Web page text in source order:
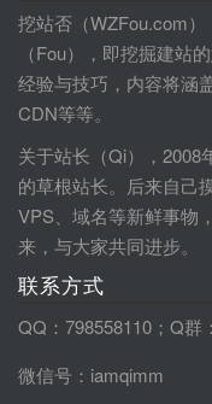
挖站否（WZFou.com
（Fou），即挖掘建站
经验与技巧，内容将涵
CDN等等。
关于站长（Qi），2008
的草根站长。后来自己
VPS、域名等新鲜事物
来，与大家共同进步。
联系方式
QQ：798558110；Q群
微信号：iamqimm